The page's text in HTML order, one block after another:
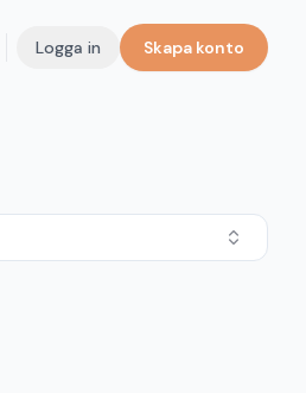
Logga in Skapa konto